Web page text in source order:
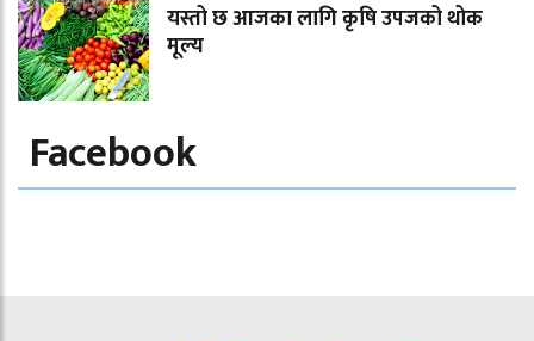
यस्तो छ आजका लागि कृषि उपजको थोक
मूल्य
Facebook